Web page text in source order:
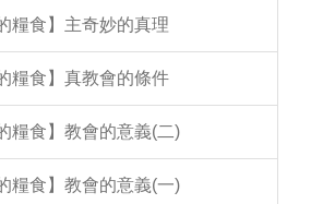
糧食】主奇妙的真理
糧食】真教會的條件
糧食】教會的意義(二)
糧食】教會的意義(一)